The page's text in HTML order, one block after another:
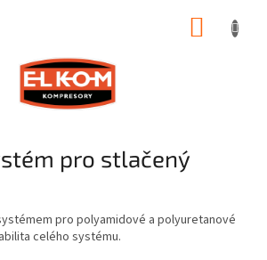
pro stlačený
pro polyamidové a polyuretanové
celého systému.